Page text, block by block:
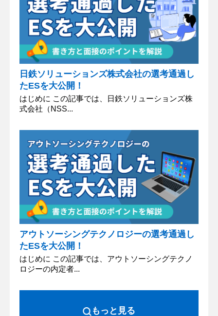
日鉄ソリューションズ株式会社の選考通過し
たESを大公開！
はじめに この記事では、日鉄ソリューションズ株
式会社（NSS...
アウトソーシングテクノロジーの選考通過し
たESを大公開！
はじめに この記事では、アウトソーシングテクノ
ロジーの内定者...
もっと見る